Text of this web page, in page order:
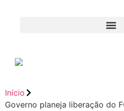
Início
Governo planeja liberação do